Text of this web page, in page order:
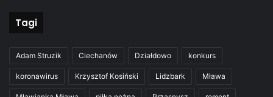
Tagi
Adam Struzik Ciechanów Działdowo konkurs
koronawirus Krzysztof Kosiński Lidzbark Mława